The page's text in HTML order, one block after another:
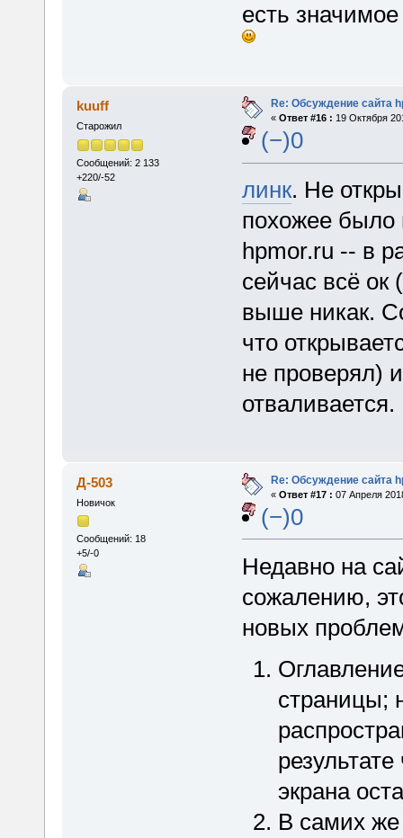
есть
kuuff
Старожил
Сообщений: 2 133
+220/-52
Re: Обсуждение сайта
« Ответ #16 : 19 Октября
(−)0
линк. Не
похожее было
hpmor.ru -- в
сейчас всё ок
выше никак.
что
не проверял)
отваливается.
Д-503
Новичок
Сообщений: 18
+5/-0
Re: Обсуждение сайта
« Ответ #17 : 07 Апреля
(−)0
Недавно на
сожалению,
новых
страницы;
экрана
В самих же